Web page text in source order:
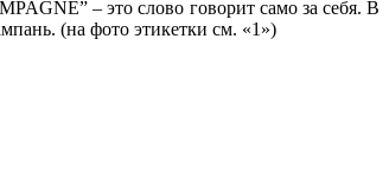
– это слово говорит само за себя. В
(на фото этикетки см. «1»)